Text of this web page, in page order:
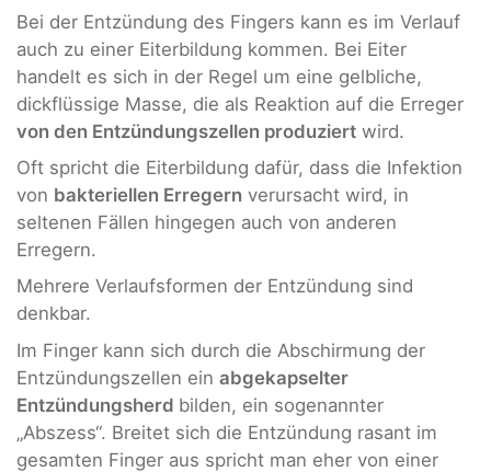
Bei der Entzündung des Fingers kann es im Verlauf
auch zu einer Eiterbildung kommen. Bei Eiter
handelt es sich in der Regel um eine gelbliche,
dickflüssige Masse, die als Reaktion auf die Erreger
von den Entzündungszellen produziert wird.
Oft spricht die Eiterbildung dafür, dass die Infektion
von bakteriellen Erregern verursacht wird, in
seltenen Fällen hingegen auch von anderen
Erregern.
Mehrere Verlaufsformen der Entzündung sind
denkbar.
Im Finger kann sich durch die Abschirmung der
Entzündungszellen ein abgekapselter
Entzündungsherd bilden, ein sogenannter
„Abszess“. Breitet sich die Entzündung rasant im
gesamten Finger aus spricht man eher von einer